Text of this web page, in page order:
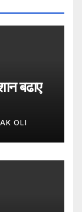
बढाए
OLI